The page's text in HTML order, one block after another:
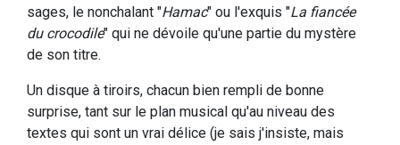
sages, le nonchalant "Hamac" ou l'exquis "La fiancée
du crocodile" qui ne dévoile qu'une partie du mystère
de son titre.
Un disque à tiroirs, chacun bien rempli de bonne
surprise, tant sur le plan musical qu'au niveau des
textes qui sont un vrai délice (je sais j'insiste, mais